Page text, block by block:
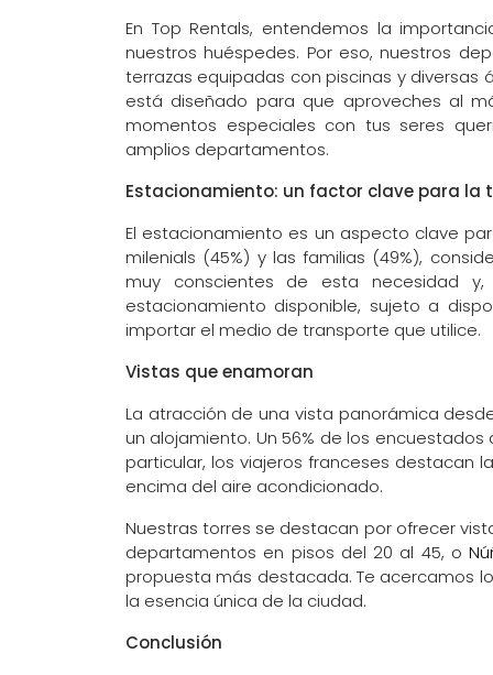
En Top Rentals, entendemos la
nuestros huéspedes. Por eso, nuestros
terrazas equipadas con piscinas y
está diseñado para que aproveches al
momentos especiales con tus seres
amplios departamentos.
Estacionamiento: un factor clave para la
El estacionamiento es un aspecto clave
milenials (45%) y las familias (49%),
muy conscientes de esta necesidad
estacionamiento disponible, sujeto a
importar el medio de transporte que utilice.
Vistas que enamoran
La atracción de una vista panorámica
un alojamiento. Un 56% de los
particular, los viajeros franceses destacan
encima del aire acondicionado.
Nuestras torres se destacan por ofrecer
departamentos en pisos del 20 al 45, o
propuesta más destacada. Te acercamos
la esencia única de la ciudad.
Conclusión